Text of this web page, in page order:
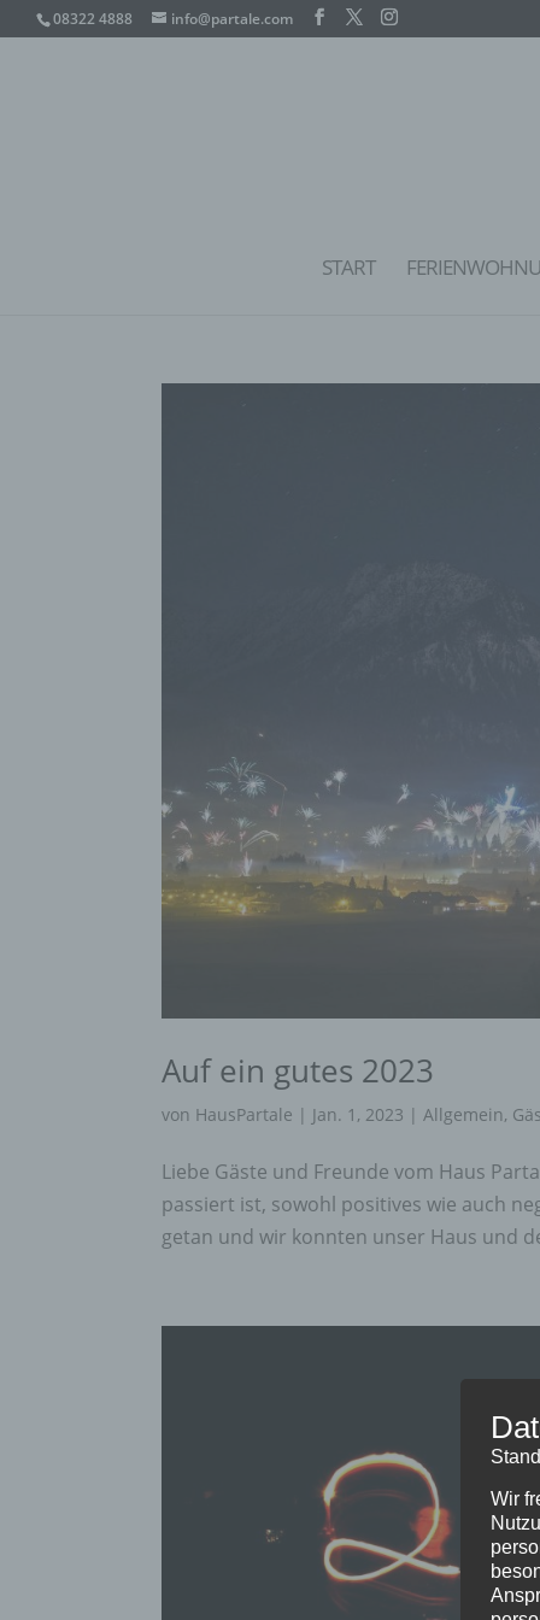
08322 4888 info@partale.com
START
Auf ein gutes 2023
von HausPartale | Jan. 1, 2023 |Allgemein,
Liebe Gäste und Freunde vom Haus
passiert ist, sowohl positives wie auch
getan und wir konnten unser Haus und
Wir